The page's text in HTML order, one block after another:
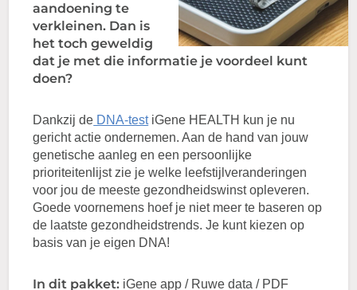
aandoening te
verkleinen. Dan is
het toch geweldig
dat je met die informatie je voordeel kunt
doen?
Dankzij de DNA-testiGene HEALTH kun je nu
gericht actie ondernemen. Aan de hand van jouw
genetische aanleg en een persoonlijke
prioriteitenlijst zie je welke leefstijlveranderingen
voor jou de meeste gezondheidswinst opleveren.
Goede voornemens hoef je niet meer te baseren op
de laatste gezondheidstrends. Je kunt kiezen op
basis van je eigen DNA!
In dit pakket: iGene app / Ruwe data / PDF